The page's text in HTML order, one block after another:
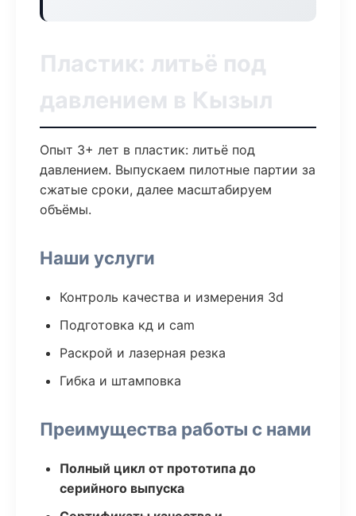
Пластик: литьё под
давлением в Кызыл
Опыт 3+ лет в пластик: литьё под
давлением. Выпускаем пилотные партии за
сжатые сроки, далее масштабируем
объёмы.
Наши услуги
Контроль качества и измерения 3d
Подготовка кд и cam
Раскрой и лазерная резка
Гибка и штамповка
Преимущества работы с нами
Полный цикл от прототипа до
серийного выпуска